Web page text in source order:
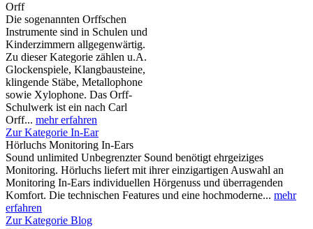
Orff
Die sogenannten Orffschen
Instrumente sind in Schulen und
Kinderzimmern allgegenwärtig.
Zu dieser Kategorie zählen u.A.
Glockenspiele, Klangbausteine,
klingende Stäbe, Metallophone
sowie Xylophone. Das Orff-
Schulwerk ist ein nach Carl
Orff... mehr erfahren
Zur Kategorie In-Ear
Hörluchs Monitoring In-Ears
Sound unlimited Unbegrenzter Sound benötigt ehrgeiziges
Monitoring. Hörluchs liefert mit ihrer einzigartigen Auswahl an
Monitoring In-Ears individuellen Hörgenuss und überragenden
Komfort. Die technischen Features und eine hochmoderne... mehr
erfahren
Zur Kategorie Blog